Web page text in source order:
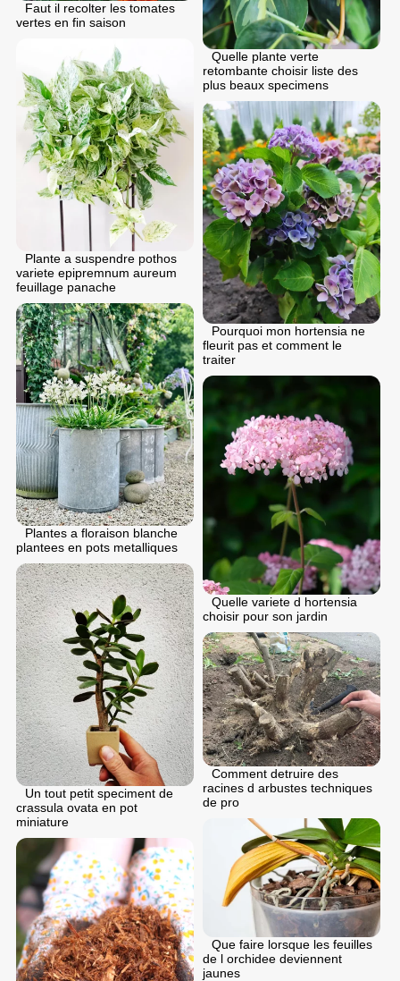
Faut il recolter les tomates
vertes en fin saison
Quelle plante verte
retombante choisir liste des
plus beaux specimens
Plante a suspendre pothos
variete epipremnum aureum
feuillage panache
Pourquoi mon hortensia ne
fleurit pas et comment le
traiter
Plantes a floraison blanche
plantees en pots metalliques
Quelle variete d hortensia
choisir pour son jardin
Un tout petit speciment de
crassula ovata en pot
miniature
Comment detruire des
racines d arbustes techniques
de pro
Que faire lorsque les feuilles
de l orchidee deviennent
jaunes